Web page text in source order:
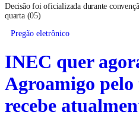
Decisão foi oficializada durante
quarta (05)
Pregão eletrônico
INEC quer
Agroamigo
recebe